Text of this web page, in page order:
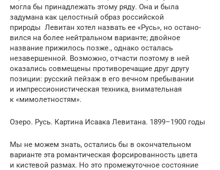
могла бы принадлежать этому ряду. Она и была
задумана как целостный образ российской
природы Левитан хотел назвать ее «Русь», но остано­
вился на более нейтральном варианте; двой­ное
название прижилось позже., однако осталась
незавершенной. Возможно, отчасти поэтому в ней
оказались совме­щены противоречащие друг другу
позиции: русский пейзаж в его вечном пре­бы­­вании
и импрессионис­тическая техник​а, внимательная
к «мимолетно­стям».
Озеро. Русь. Картина Исаака Левитана. 1899–1900 годы
Мы не можем знать, остались бы в окончательном
варианте эта романтиче­ская форсированность цвета
и кистевой размах. Но это промежуточное состоя­ние